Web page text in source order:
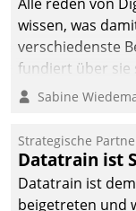
man auf
bewährte und
agile
wissen, was
verschiedenste
fundiert über sie
klären. Ein
Einsparungen
Prozesse. Doch
mit der
getan. Die
Sabine
Strategische
Datatrain ist
Datatrain ist
beigetreten und